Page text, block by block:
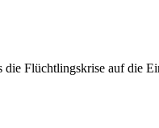
Flüchtlingskrise auf die